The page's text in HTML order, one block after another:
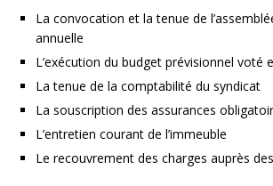
La convocation et la tenue de
annuelle
L’exécution du budget prévisionnel voté
La tenue de la comptabilité du syndicat
La souscription des assurances
L’entretien courant de l’immeuble
Le recouvrement des charges auprès